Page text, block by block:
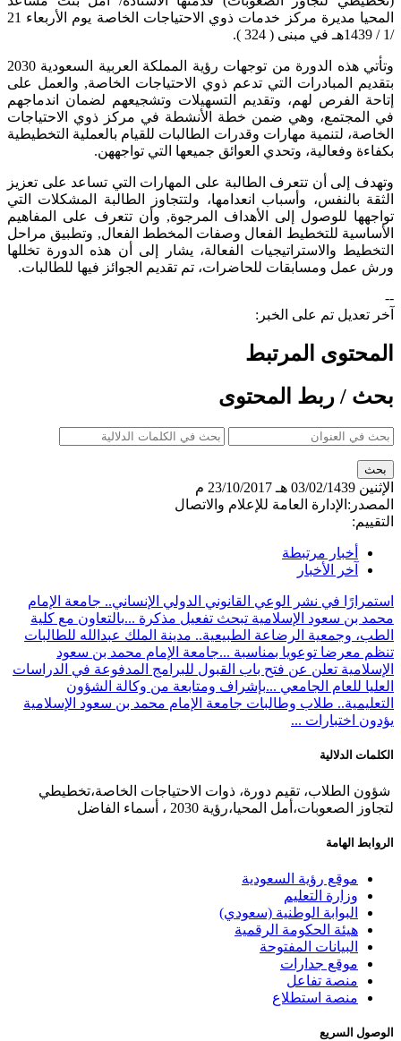
المحيا مديرة مركز خدمات ذوي الاحتياجات الخاصة يوم الأربعاء 21
/1 / 1439هـ في مبنى ( 324 ).
وتأتي هذه الدورة من توجهات رؤية المملكة العربية السعودية 2030
بتقديم المبادرات التي تدعم ذوي الاحتياجات الخاصة, والعمل على
إتاحة الفرص لهم، وتقديم التسهيلات وتشجيعهم لضمان اندماجهم
في المجتمع، وهي ضمن خطة الأنشطة في مركز ذوي الاحتياجات
الخاصة، لتنمية مهارات وقدرات الطالبات للقيام بالعملية التخطيطية
بكفاءة وفعالية، وتحدي العوائق جميعها التي تواجههن.
وتهدف إلى أن تتعرف الطالبة على المهارات التي تساعد على تعزيز
الثقة بالنفس، وأسباب انعدامها، ولتتجاوز الطالبة المشكلات التي
تواجهها للوصول إلى الأهداف المرجوة, وأن تتعرف على المفاهيم
الأساسية للتخطيط الفعال وصفات المخطط الفعال, وتطبيق مراحل
التخطيط والاستراتيجيات الفعالة، يشار إلى أن هذه الدورة تخللها
ورش عمل ومسابقات للحاضرات، تم تقديم الجوائز فيها للطالبات.
--
آخر تعديل تم على الخبر:
المحتوى المرتبط
بحث / ربط المحتوى
الإثنين 03/02/1439 هـ
23/10/2017 م
المصدر: الإدارة العامة للإعلام والاتصال
التقييم:
أخبار مرتبطة
آخر الأخبار
استمرارًا في نشر الوعي القانوني الدولي الإنساني.. جامعة الإمام
محمد بن سعود الإسلامية تبحث تفعيل مذكرة ...بالتعاون مع كلية
الطب، وجمعية الرضاعة الطبيعية.. مدينة الملك عبدالله للطالبات
تنظم معرضا توعويا بمناسبة ...جامعة الإمام محمد بن سعود
الإسلامية تعلن عن فتح باب القبول للبرامج المدفوعة في الدراسات
العليا للعام الجامعي ...بإشراف ومتابعة من وكالة الشؤون
التعليمية.. طلاب وطالبات جامعة الإمام محمد بن سعود الإسلامية
يؤدون اختبارات ...
الكلمات الدلالية
شؤون الطلاب، تقيم دورة، ذوات الاحتياجات الخاصة،تخطيطي
لتجاوز الصعوبات،أمل المحيا،رؤية 2030 ، أسماء الفاضل
الروابط الهامة
موقع رؤية السعودية
وزارة التعليم
البوابة الوطنية (سعودي)
هيئة الحكومة الرقمية
البيانات المفتوحة
موقع جدارات
منصة تفاعل
منصة استطلاع
الوصول السريع